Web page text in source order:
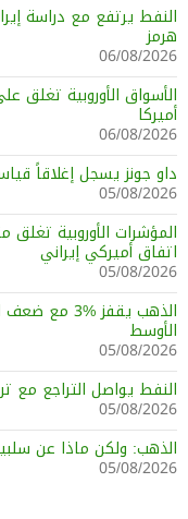
النفط يرتفع مع دراسة
هرمز
06/08/2026
الأسواق الأوروبية
أميركا
06/08/2026
داو جونز يسجل إغلاقاً
05/08/2026
المؤشرات الأوروبية
اتفاق أميركي إيراني
05/08/2026
الذهب يقفز
الأوسط
05/08/2026
النفط يواصل التراجع مع
05/08/2026
الذهب: ولكن ماذا عن
05/08/2026